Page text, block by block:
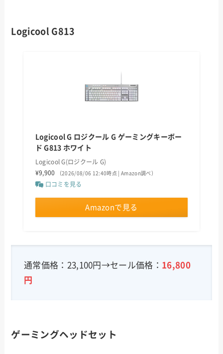
Logicool G813
Logicool G ロジクール G ゲーミングキーボー
ド G813 ホワイト
Logicool G(ロジクール G)
¥9,900
（2026/08/06 12:40時点 | Amazon調べ）
口コミを見る
Amazonで見る
通常価格：23,100円→セール価格： 16,800
円
ゲーミングヘッドセット